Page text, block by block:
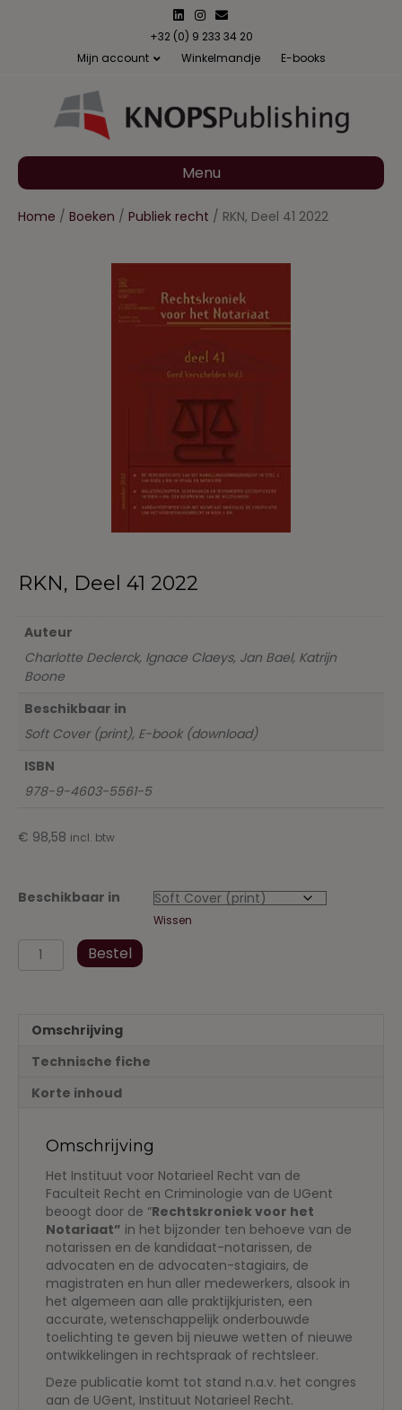
n
n
s
a
m
m
a
l
+32 (0) 9 233 34 20
Mijn account
Winkelmandje E-books
Menu
Home / Boeken / Publiek recht / RKN, Deel 41 2022
RKN, Deel 41 2022
Auteur
Charlotte Declerck, Ignace Claeys, Jan Bael, Katrijn
Boone
Beschikbaar in
Soft Cover (print), E-book (download)
ISBN
978-9-4603-5561-5
€ 98,58 incl. btw
Beschikbaar in
Wissen
RKN,
Deel
Bestel
Omschrijving
Technische fiche
Korte inhoud
Omschrijving
Het Instituut voor Notarieel Recht van de
Faculteit Recht en Criminologie van de UGent
beoogt door de “Rechtskroniek voor het
Notariaat” in het bijzonder ten behoeve van de
notarissen en de kandidaat-notarissen, de
advocaten en de advocaten-stagiairs, de
magistraten en hun aller medewerkers, alsook in
het algemeen aan alle praktijkjuristen, een
accurate, wetenschappelijk onderbouwde
toelichting te geven bij nieuwe wetten of nieuwe
ontwikkelingen in rechtspraak of rechtsleer.
Deze publicatie komt tot stand n.a.v. het congres
aan de UGent, Instituut Notarieel Recht.